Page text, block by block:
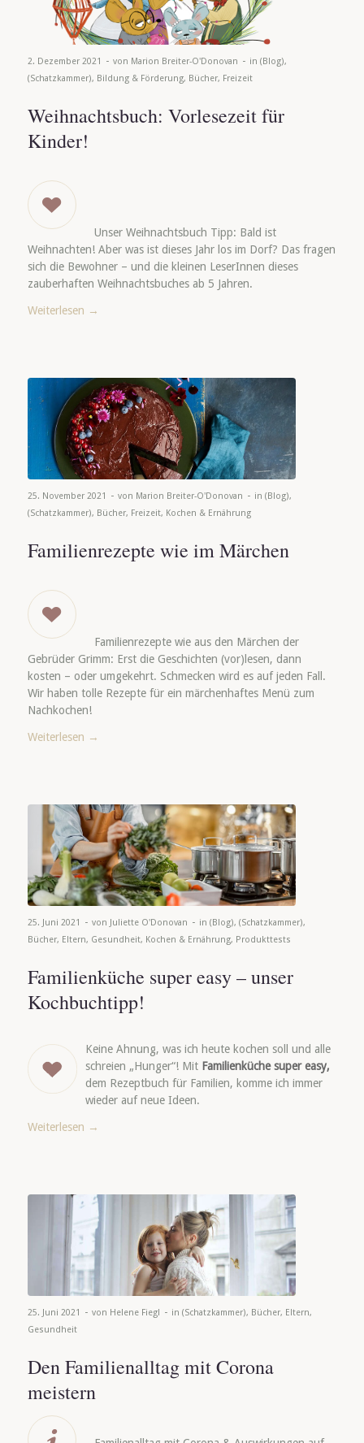
2. Dezember 2021 - von Marion Breiter-O'Donovan - in (Blog),
(Schatzkammer), Bildung & Förderung, Bücher, Freizeit
Weihnachtsbuch: Vorlesezeit für
Kinder!
Unser Weihnachtsbuch Tipp: Bald ist
Weihnachten! Aber was ist dieses Jahr los im Dorf? Das fragen
sich die Bewohner – und die kleinen LeserInnen dieses
zauberhaften Weihnachtsbuches ab 5 Jahren.
Weiterlesen →
25. November 2021 - von Marion Breiter-O'Donovan - in (Blog),
(Schatzkammer), Bücher, Freizeit, Kochen & Ernährung
Familienrezepte wie im Märchen
Familienrezepte wie aus den Märchen der
Gebrüder Grimm: Erst die Geschichten (vor)lesen, dann
kosten – oder umgekehrt. Schmecken wird es auf jeden Fall.
Wir haben tolle Rezepte für ein märchenhaftes Menü zum
Nachkochen!
Weiterlesen →
25. Juni 2021 - von Juliette O'Donovan - in (Blog), (Schatzkammer),
Bücher, Eltern, Gesundheit, Kochen & Ernährung, Produkttests
Familienküche super easy – unser
Kochbuchtipp!
Keine Ahnung, was ich heute kochen soll und alle
schreien „Hunger“! Mit Familienküche super easy,
dem Rezeptbuch für Familien, komme ich immer
wieder auf neue Ideen.
Weiterlesen →
25. Juni 2021 - von Helene Fiegl - in (Schatzkammer), Bücher, Eltern,
Gesundheit
Den Familienalltag mit Corona
meistern